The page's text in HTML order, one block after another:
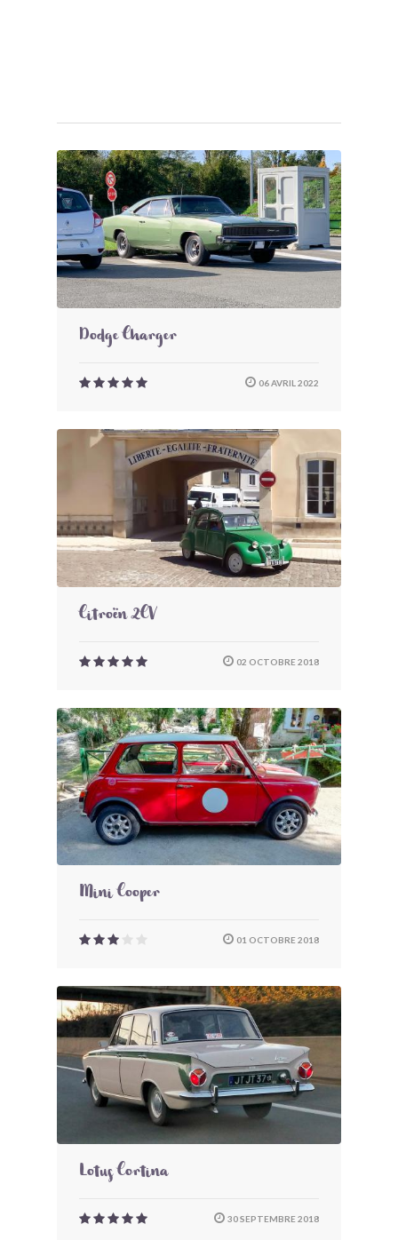
Dodge Charger
06 AVRIL 2022
Citroën 2CV
02 OCTOBRE 2018
Mini Cooper
01 OCTOBRE 2018
Lotus Cortina
30 SEPTEMBRE 2018